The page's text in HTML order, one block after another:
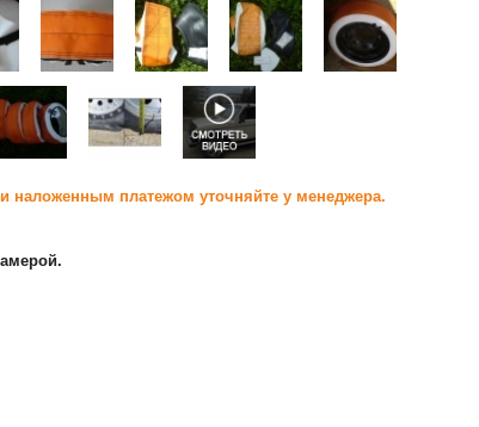
наложенным платежом уточняйте у менеджера.